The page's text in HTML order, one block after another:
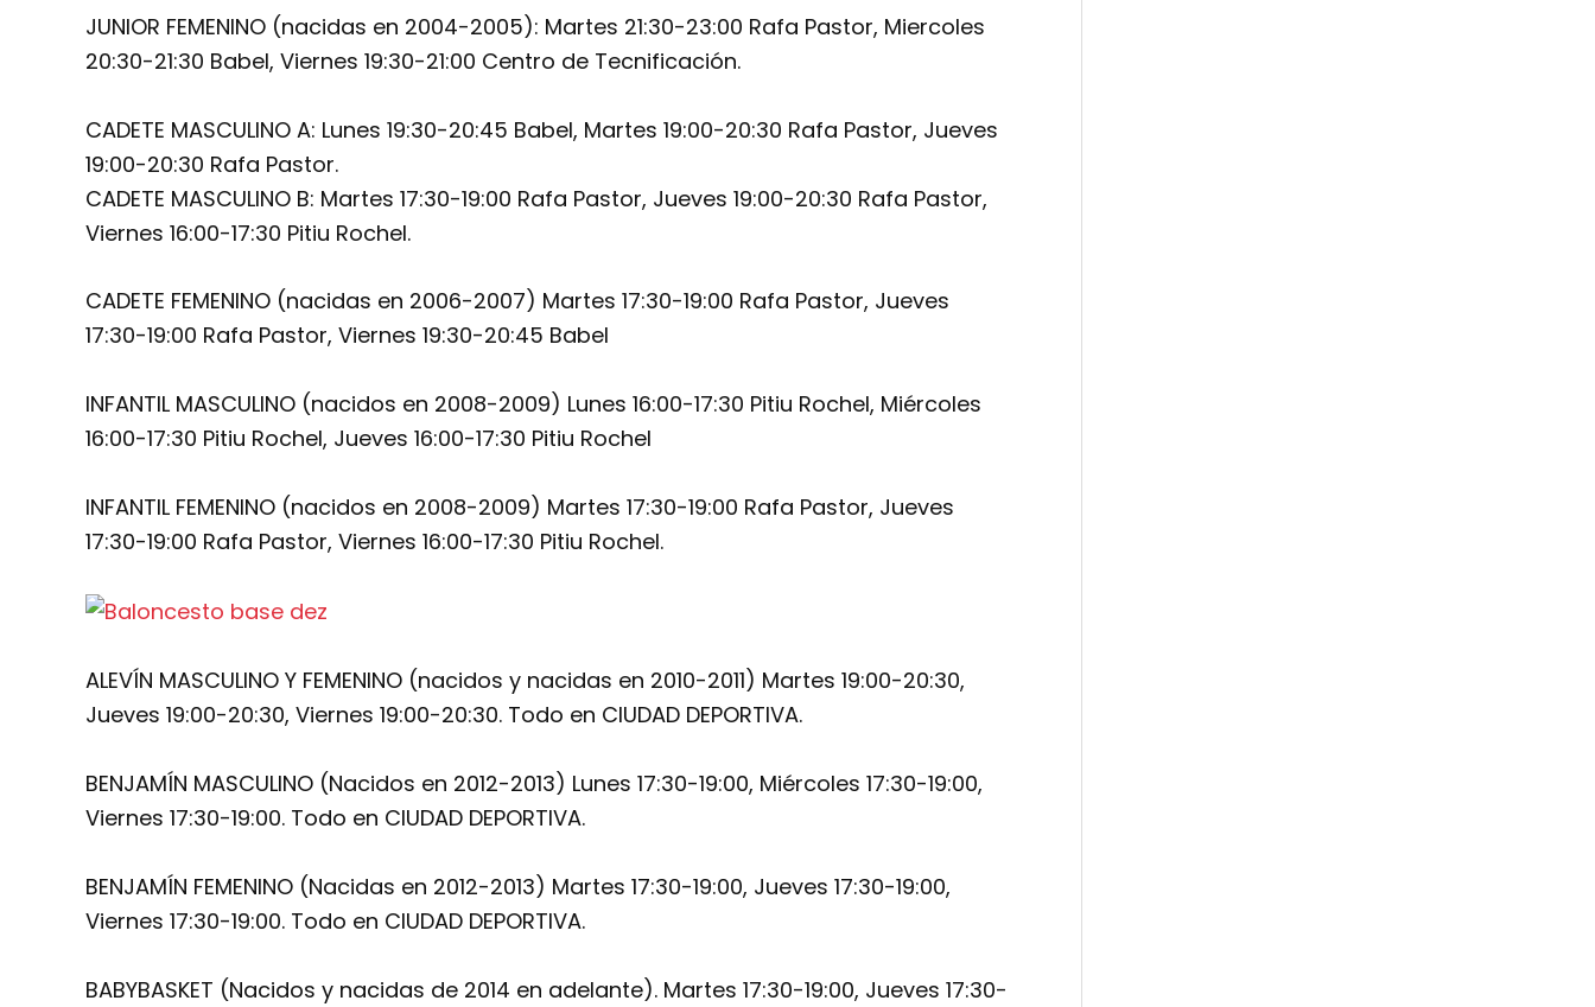
JUNIOR FEMENINO (nacidas en 2004-2005): Martes 21:30-23:00 Rafa Pastor, Miercoles
20:30-21:30 Babel, Viernes 19:30-21:00 Centro de Tecnificación.
CADETE MASCULINO A: Lunes 19:30-20:45 Babel, Martes 19:00-20:30 Rafa Pastor, Jueves
19:00-20:30 Rafa Pastor.
CADETE MASCULINO B: Martes 17:30-19:00 Rafa Pastor, Jueves 19:00-20:30 Rafa Pastor,
Viernes 16:00-17:30 Pitiu Rochel.
CADETE FEMENINO (nacidas en 2006-2007) Martes 17:30-19:00 Rafa Pastor, Jueves
17:30-19:00 Rafa Pastor, Viernes 19:30-20:45 Babel
INFANTIL MASCULINO (nacidos en 2008-2009) Lunes 16:00-17:30 Pitiu Rochel, Miércoles
16:00-17:30 Pitiu Rochel, Jueves 16:00-17:30 Pitiu Rochel
INFANTIL FEMENINO (nacidos en 2008-2009) Martes 17:30-19:00 Rafa Pastor, Jueves
17:30-19:00 Rafa Pastor, Viernes 16:00-17:30 Pitiu Rochel.
ALEVÍN MASCULINO Y FEMENINO (nacidos y nacidas en 2010-2011) Martes 19:00-20:30,
Jueves 19:00-20:30, Viernes 19:00-20:30. Todo en CIUDAD DEPORTIVA.
BENJAMÍN MASCULINO (Nacidos en 2012-2013) Lunes 17:30-19:00, Miércoles 17:30-19:00,
Viernes 17:30-19:00. Todo en CIUDAD DEPORTIVA.
BENJAMÍN FEMENINO (Nacidas en 2012-2013) Martes 17:30-19:00, Jueves 17:30-19:00,
Viernes 17:30-19:00. Todo en CIUDAD DEPORTIVA.
BABYBASKET (Nacidos y nacidas de 2014 en adelante). Martes 17:30-19:00, Jueves 17:30-